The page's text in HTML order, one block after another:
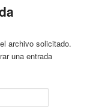
archivo solicitado.
una entrada